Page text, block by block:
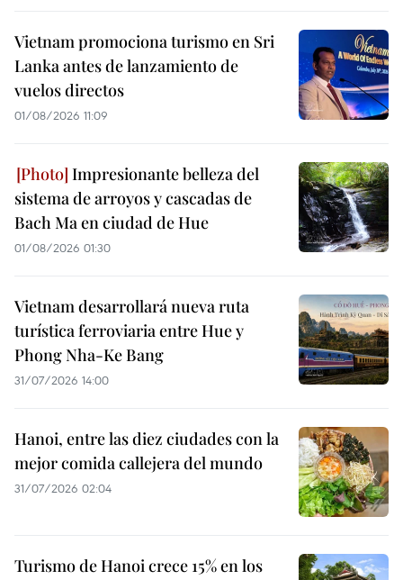
Vietnam promociona turismo en Sri
Lanka antes de lanzamiento de
vuelos directos
01/08/2026 11:09
Impresionante belleza del
sistema de arroyos y cascadas de
Bach Ma en ciudad de Hue
01/08/2026 01:30
Vietnam desarrollará nueva ruta
turística ferroviaria entre Hue y
Phong Nha-Ke Bang
31/07/2026 14:00
Hanoi, entre las diez ciudades con la
mejor comida callejera del mundo
31/07/2026 02:04
Turismo de Hanoi crece 15% en los